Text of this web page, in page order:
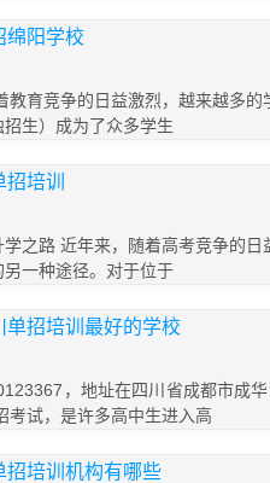
绵阳学校
教育竞争的日益激烈，越来越多的
生）成为了众多学生
培训
之路 近年来，随着高考竞争的日
一种途径。对于位于
单招培训最好的学校
，地址在四川省成都市成华
考试，是许多高中生进入高
招培训机构有哪些